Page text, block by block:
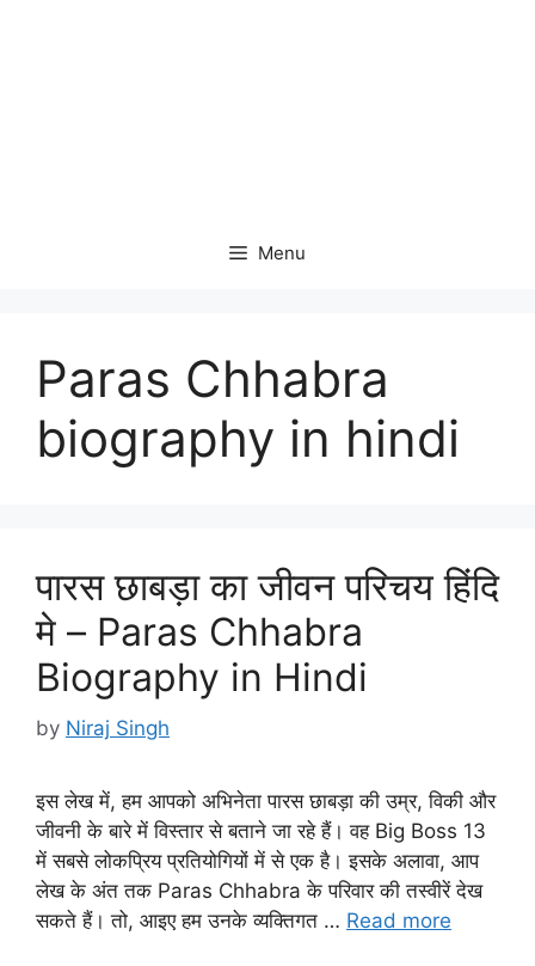
Menu
Paras Chhabra
biography in hindi
पारस छाबड़ा का जीवन परिचय हिंदि
मे – Paras Chhabra
Biography in Hindi
by Niraj Singh
इस लेख में, हम आपको अभिनेता पारस छाबड़ा की उम्र, विकी और
जीवनी के बारे में विस्तार से बताने जा रहे हैं। वह Big Boss 13
में सबसे लोकप्रिय प्रतियोगियों में से एक है। इसके अलावा, आप
लेख के अंत तक Paras Chhabra के परिवार की तस्वीरें देख
सकते हैं। तो, आइए हम उनके व्यक्तिगत … Read more